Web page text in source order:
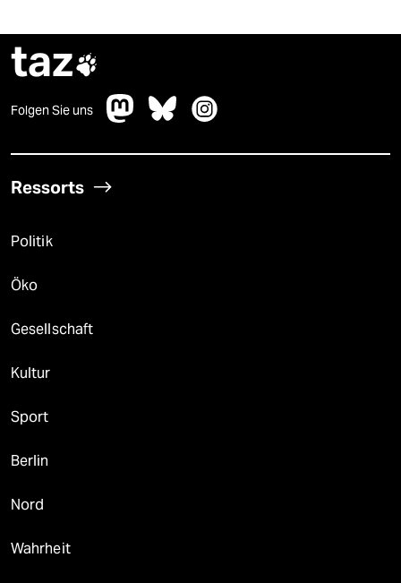
taz
Folgen Sie uns
Ressorts
Politik
Öko
Gesellschaft
Kultur
Sport
Berlin
Nord
Wahrheit